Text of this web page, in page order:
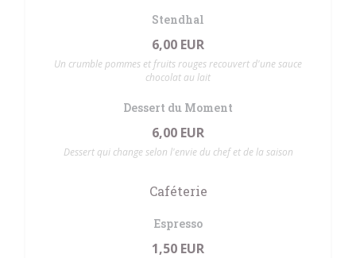
Stendhal
6,00 EUR
Un crumble pommes et fruits rouges recouvert d'une sauce
chocolat au lait
Dessert du Moment
6,00 EUR
Dessert qui change selon l'envie du chef et de la saison
Caféterie
Espresso
1,50 EUR